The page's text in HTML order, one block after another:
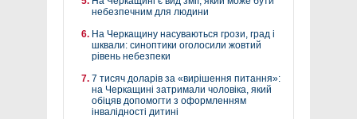
небезпечним для людини
На Черкащину насуваються грози, град і
шквали: синоптики оголосили жовтий
рівень небезпеки
7 тисяч доларів за «вирішення питання»:
на Черкащині затримали чоловіка, який
обіцяв допомогти з оформленням
інвалідності дитині